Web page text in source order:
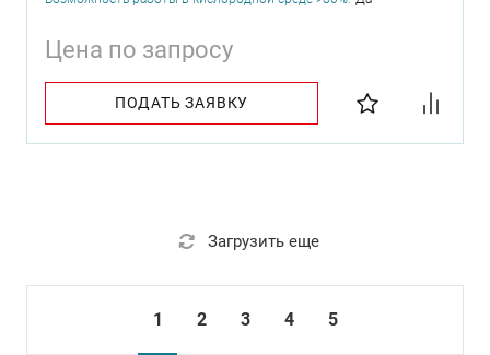
Цена по запросу
ПОДАТЬ ЗАЯВКУ
Загрузить еще
1 2 3 4 5